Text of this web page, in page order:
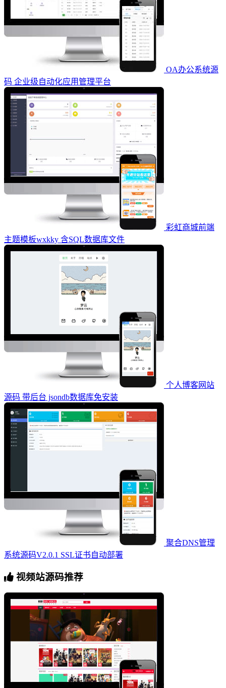
OA办公系统源
码 企业级自动化应用管理平台
彩虹商城前端
主题模板wxkky 含SQL数据库文件
个人博客网站
源码 带后台 jsondb数据库免安装
聚合DNS管理
系统源码V2.0.1 SSL证书自动部署
视频站源码推荐